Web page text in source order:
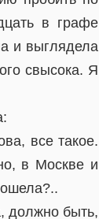
в графе
и выглядела
свысока. Я
все такое.
в Москве и
должно быть,